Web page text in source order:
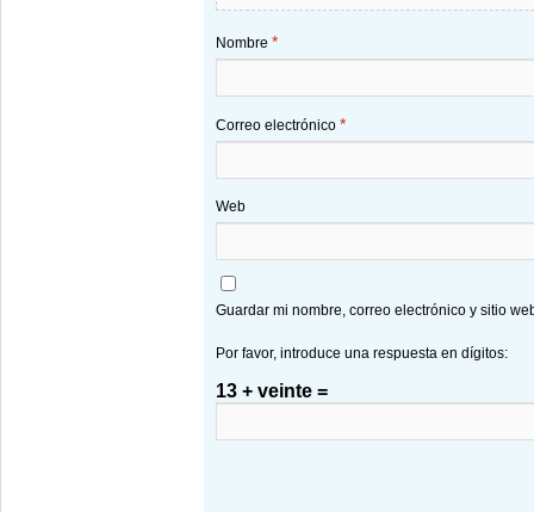
Nombre *
Correo electrónico *
Web
Guardar mi nombre, correo electrónico y sitio
Por favor, introduce una respuesta en dígitos:
13 + veinte =